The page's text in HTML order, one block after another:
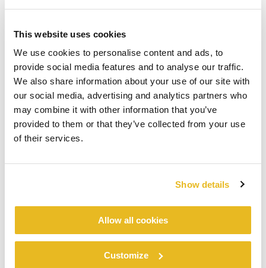
This website uses cookies
We use cookies to personalise content and ads, to
provide social media features and to analyse our traffic.
We also share information about your use of our site with
our social media, advertising and analytics partners who
may combine it with other information that you’ve
provided to them or that they’ve collected from your use
of their services.
Show details
Allow all cookies
Customize